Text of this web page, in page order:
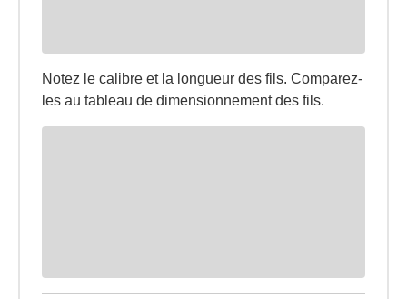
Notez le calibre et la longueur des fils. Comparez-
les au tableau de dimensionnement des fils.